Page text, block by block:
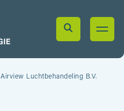
Airview Luchtbehandeling B.V.